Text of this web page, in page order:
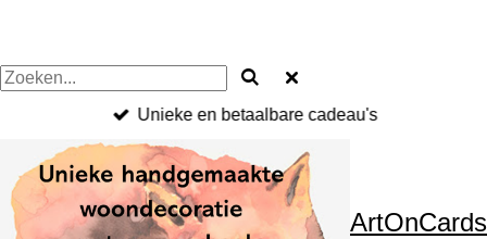
Unieke en betaalbare cadeau's
ArtOnCards